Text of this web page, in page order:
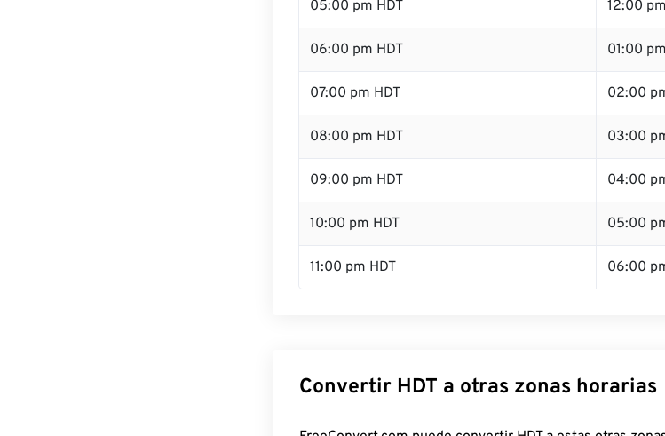
05:00 pm HDT 12:00
06:00 pm HDT 01:00
07:00 pm HDT 02:00
08:00 pm HDT 03:00
09:00 pm HDT 04:00
10:00 pm HDT 05:00
11:00 pm HDT 06:00
Convertir HDT a otras zonas horarias